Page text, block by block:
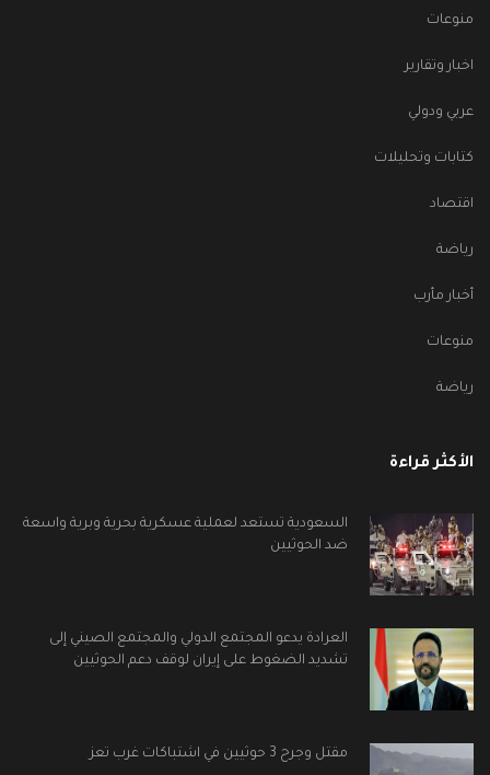
منوعات
اخبار وتقارير
عربي ودولي
كتابات وتحليلات
اقتصاد
رياضة
أخبار مأرب
منوعات
رياضة
الأكثر قراءة
السعودية تستعد لعملية عسكرية بحرية وبرية واسعة
ضد الحوثيين
العرادة يدعو المجتمع الدولي والمجتمع الصيني إلى
تشديد الضغوط على إيران لوقف دعم الحوثيين
مقتل وجرح 3 حوثيين في اشتباكات غرب تعز